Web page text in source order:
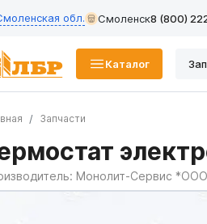
обл. Смоленск8 (800)
Каталог
Запчасти
Монолит-Сервис *ООО